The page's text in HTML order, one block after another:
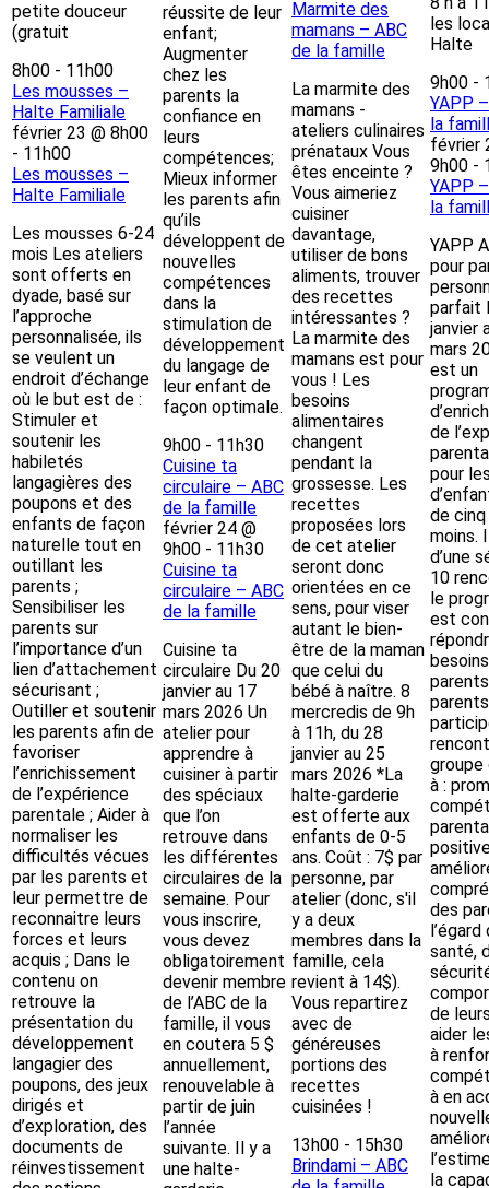
petite douceur
(gratuit
8h00 - 11h00
Les mousses –
Halte Familiale
février 23 @ 8h00
- 11h00
Les mousses –
Halte Familiale
Les mousses 6-24
mois Les ateliers
sont offerts en
dyade, basé sur
l’approche
personnalisée, ils
se veulent un
endroit d’échange
où le but est de :
Stimuler et
soutenir les
habiletés
langagières des
poupons et des
enfants de façon
naturelle tout en
outillant les
parents ;
Sensibiliser les
parents sur
l’importance d’un
lien d’attachement
sécurisant ;
Outiller et soutenir
les parents afin de
favoriser
l’enrichissement
de l’expérience
parentale ; Aider à
normaliser les
difficultés vécues
par les parents et
leur permettre de
reconnaitre leurs
forces et leurs
acquis ; Dans le
contenu on
retrouve la
présentation du
développement
langagier des
poupons, des jeux
dirigés et
d’exploration, des
documents de
réinvestissement
réussite de leur
enfant;
Augmenter
chez les
parents la
confiance en
leurs
compétences;
Mieux informer
les parents afin
qu’ils
développent de
nouvelles
compétences
dans la
stimulation de
développement
du langage de
leur enfant de
façon optimale.
9h00 - 11h30
Cuisine ta
circulaire – ABC
de la famille
février 24 @
9h00 - 11h30
Cuisine ta
circulaire – ABC
de la famille
Cuisine ta
circulaire Du 20
janvier au 17
mars 2026 Un
atelier pour
apprendre à
cuisiner à partir
des spéciaux
que l’on
retrouve dans
les différentes
circulaires de la
semaine. Pour
vous inscrire,
vous devez
obligatoirement
devenir membre
de l’ABC de la
famille, il vous
en coutera 5 $
annuellement,
renouvelable à
partir de juin
l’année
suivante. Il y a
une halte-
Marmite des
mamans – ABC
de la famille
La marmite des
mamans -
ateliers culinaires
prénataux Vous
êtes enceinte ?
Vous aimeriez
cuisiner
davantage,
utiliser de bons
aliments, trouver
des recettes
intéressantes ?
La marmite des
mamans est pour
vous ! Les
besoins
alimentaires
changent
pendant la
grossesse. Les
recettes
proposées lors
de cet atelier
seront donc
orientées en ce
sens, pour viser
autant le bien-
être de la maman
que celui du
bébé à naître. 8
mercredis de 9h
à 11h, du 28
janvier au 25
mars 2026 *La
halte-garderie
est offerte aux
enfants de 0-5
ans. Coût : 7$ par
personne, par
atelier (donc, s'il
y a deux
membres dans la
famille, cela
revient à 14$).
Vous repartirez
avec de
généreuses
portions des
recettes
cuisinées !
13h00 - 15h30
Brindami – ABC
les
Halte
9h00 -
YAPP
la
février
9h00 -
YAPP
la
YAPP
pour
parfait
janvier
mars
est un
de
pour
de
moins.
d’une
10
le
est
parents
groupe
à :
des
l’égard
santé,
de
aider
à
à en
la